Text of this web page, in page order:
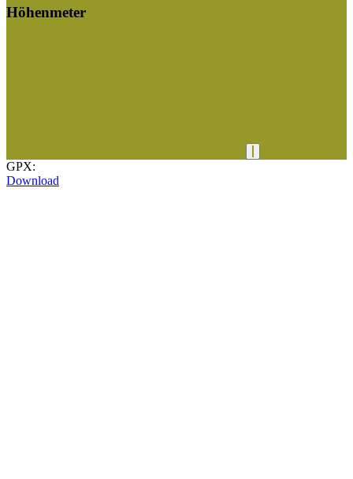
Höhenmeter
GPX:
Download